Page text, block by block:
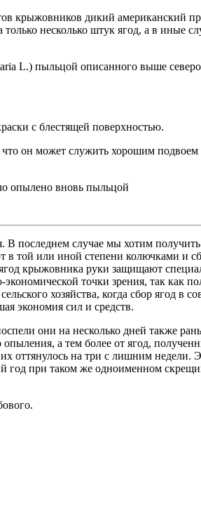
крыжовников дикий американский
несколько штук ягод, а в иные
L.) пыльцой описанного выше
с блестящей поверхностью.
он может служить хорошим
опылено вновь пыльцой
последнем случае мы хотим
той или иной степени колючками и
ягод крыжовника руки защищают
точки зрения, так как
хозяйства, когда сбор ягод в
экономия сил и средств.
они на несколько дней также
опыления, а тем более от ягод,
оттянулось на три с лишним недели.
год при таком же одноименном